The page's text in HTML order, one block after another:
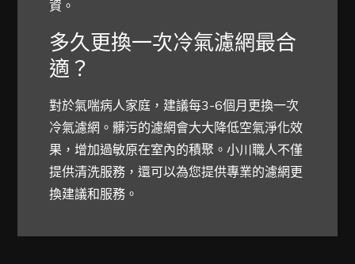
資。
多久更換一次冷氣濾網最合
適？
對於氣喘病人家庭，建議每3-6個月更換一次
冷氣濾網。髒污的濾網會大大降低空氣淨化效
果，增加過敏原在室內的積聚。小川職人不僅
提供清洗服務，還可以為您提供專業的濾網更
換建議和服務。